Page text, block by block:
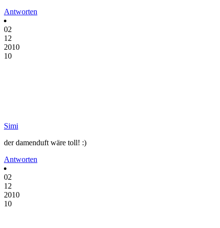
Antworten
02
12
2010
10
Simi
der damenduft wäre toll! :)
Antworten
02
12
2010
10